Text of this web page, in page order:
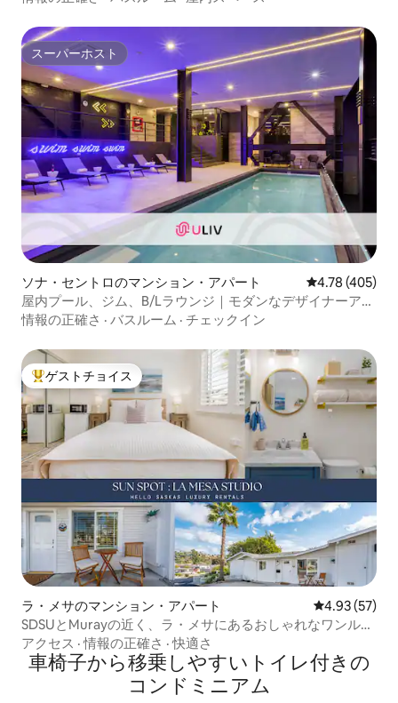
スーパーホスト
スーパーホスト
ソナ・セントロのマンション・アパート レビュー405
4.78 (405)
屋内プール、ジム、B/Lラウンジ｜モダンなデザイナーアパ
ート
情報の正確さ · バスルーム · チェックイン
大好評のゲストチョイスです。
ゲストチョイス
ラ・メサのマンション・アパート レビュー57
4.93 (57)
SDSUとMurayの近く、ラ・メサにあるおしゃれなワンルー
ム
アクセス ·情報の正確さ ·快適さ
車椅子から移乗しやすいトイレ付きの
コンドミニアム